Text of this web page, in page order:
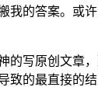
我的答案。或
的写原创文章
的最直接的